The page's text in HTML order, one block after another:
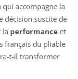
accompagne la
décision suscite de
la performance et
français du pliable
t-il transformer